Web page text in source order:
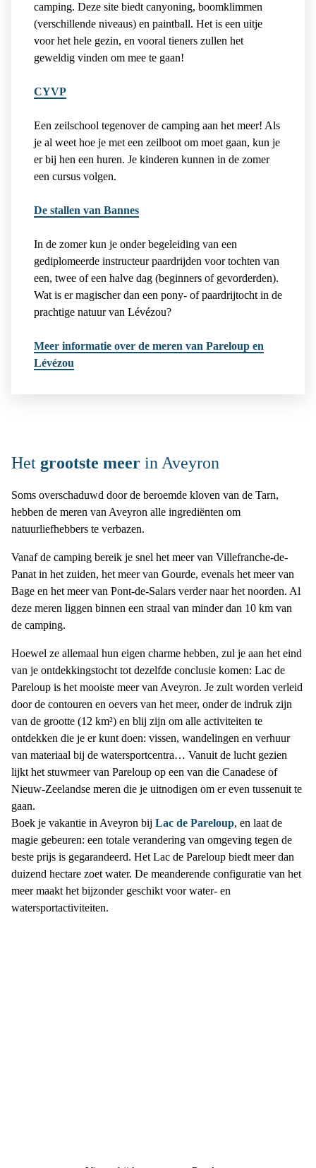
camping. Deze site biedt canyoning, boomklimmen
(verschillende niveaus) en paintball. Het is een uitje
voor het hele gezin, en vooral tieners zullen het
geweldig vinden om mee te gaan!
CYVP
Een zeilschool tegenover de camping aan het meer! Als
je al weet hoe je met een zeilboot om moet gaan, kun je
er bij hen een huren. Je kinderen kunnen in de zomer
een cursus volgen.
De stallen van Bannes
In de zomer kun je onder begeleiding van een
gediplomeerde instructeur paardrijden voor tochten van
een, twee of een halve dag (beginners of gevorderden).
Wat is er magischer dan een pony- of paardrijtocht in de
prachtige natuur van Lévézou?
Meer informatie over de meren van Pareloup en
Lévézou
Het grootste meer in Aveyron
Soms overschaduwd door de beroemde kloven van de Tarn,
hebben de meren van Aveyron alle ingrediënten om
natuurliefhebbers te verbazen.
Vanaf de camping bereik je snel het meer van Villefranche-de-
Panat in het zuiden, het meer van Gourde, evenals het meer van
Bage en het meer van Pont-de-Salars verder naar het noorden. Al
deze meren liggen binnen een straal van minder dan 10 km van
de camping.
Hoewel ze allemaal hun eigen charme hebben, zul je aan het eind
van je ontdekkingstocht tot dezelfde conclusie komen: Lac de
Pareloup is het mooiste meer van Aveyron. Je zult worden verleid
door de contouren en oevers van het meer, onder de indruk zijn
van de grootte (12 km²) en blij zijn om alle activiteiten te
ontdekken die je er kunt doen: vissen, wandelingen en verhuur
van materiaal bij de watersportcentra… Vanuit de lucht gezien
lijkt het stuwmeer van Pareloup op een van die Canadese of
Nieuw-Zeelandse meren die je uitnodigen om er even tussenuit te
gaan.
Boek je vakantie in Aveyron bij Lac de Pareloup, en laat de
magie gebeuren: een totale verandering van omgeving tegen de
beste prijs is gegarandeerd. Het Lac de Pareloup biedt meer dan
duizend hectare zoet water. De meanderende configuratie van het
meer maakt het bijzonder geschikt voor water- en
watersportactiviteiten.